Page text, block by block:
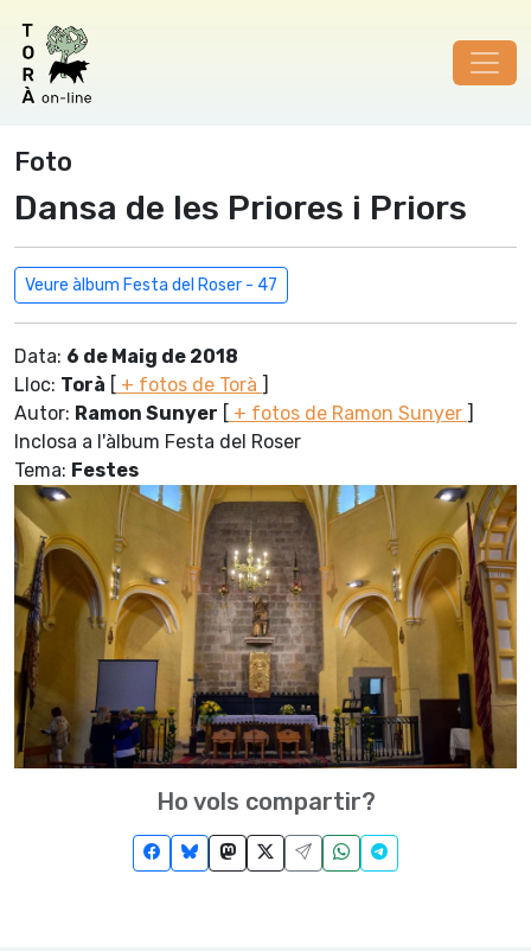
Foto
Dansa de les Priores i Priors
Veure àlbum Festa del Roser - 47
Data: 6 de Maig de 2018
Lloc: Torà [ + fotos de Torà ]
Autor: Ramon Sunyer [ + fotos de Ramon Sunyer ]
Inclosa a l'àlbum Festa del Roser
Tema: Festes
Ho vols compartir?